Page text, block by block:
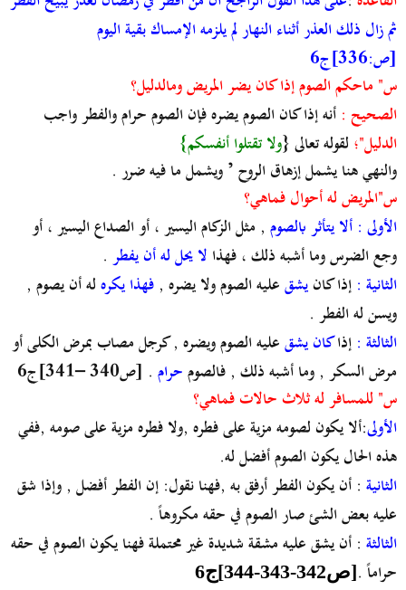
ثم زال ذلك العذر أثناء النهار لم يلزمه الإمساك بقية اليوم
[ص:336]ج6
س" ماحكم الصوم إذا كان يضر المريض ومالدليل؟
الصحيح : أنه إذا كان الصوم يضره فإن الصوم حرام والفطر واجب
الدليل"؛ لقوله تعالى {ولا تقتلوا أنفسكم}
والنهي هنا يشمل إزهاق الروح ’ ويشمل ما فيه ضرر .
س"المريض له أحوال فماهي؟
الأولى : ألا يتأثر بالصوم , مثل الزكام اليسير ، أو الصداع اليسير ، أو
وجع الضرس وما أشبه ذلك ، فهذا لا يحل له أن يفطر .
الثانية : إذا كانيشقعليه الصوم ولا يضره , فهذا يكرهله أن يصوم ,
ويسن له الفطر .
الثالثة : إذاكان يشقعليه الصوم ويضره , كرجل مصاب بمرض الكلى أو
مرض السكر , وما أشبه ذلك , فالصومحرام . [ص340 –341]ج6
س" للمسافر له ثلاث حالات فماهي؟
الأولى:ألا يكون لصومه مزية على فطره ,ولا فطره مزية على صومه ,ففي
هذه الحال يكون الصوم أفضل له.
الثانية : أن يكون الفطر أرفق به ,فهنا نقول: إن الفطر أفضل , وإذا شق
عليه بعض الشئ صار الصوم في حقه مكروهاً .
الثالثة : أن يشق عليه مشقة شديدة غير محتملة فهنا يكون الصوم في حقه
حراماً .[ص342-343-344]ج6